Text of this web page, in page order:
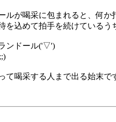
ルが喝采に包まれると、何か
込めて拍手を続けているう
ンドール('▽')
て喝采する人まで出る始末で